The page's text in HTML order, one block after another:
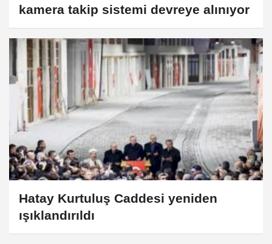
kamera takip sistemi devreye alınıyor
Hatay Kurtuluş Caddesi yeniden
ışıklandırıldı